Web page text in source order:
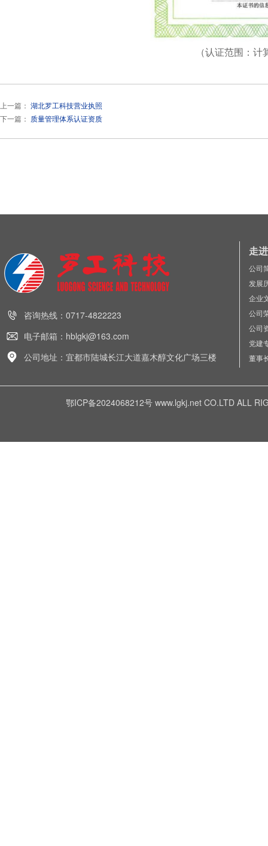
（认证范围：
上一篇： 湖北罗工科技营业执照
下一篇： 质量管理体系认证资质
咨询热线：0717-4822223
电子邮箱：hblgkj@163.com
公司地址：宜都市陆城长江大道嘉木醇文化广场三楼
走
公司
发展
企业
公司
公司
党建
董事
鄂ICP备2024068212号 www.lgkj.net CO.LTD ALL